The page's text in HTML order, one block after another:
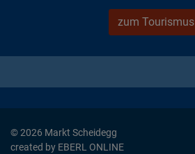
zum Tourismus
© 2026 Markt Scheidegg
created by EBERL ONLINE